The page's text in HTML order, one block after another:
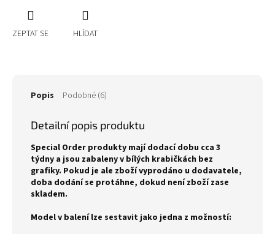
ZEPTAT SE HLÍDAT
Popis Podobné (6)
Detailní popis produktu
Special Order produkty mají dodací dobu cca 3
týdny a jsou zabaleny v bílých krabičkách bez
grafiky. Pokud je ale zboží vyprodáno u dodavatele,
doba dodání se protáhne, dokud není zboží zase
skladem.
Model v balení lze sestavit jako jedna z možností: